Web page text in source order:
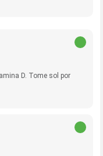
D. Tome sol por